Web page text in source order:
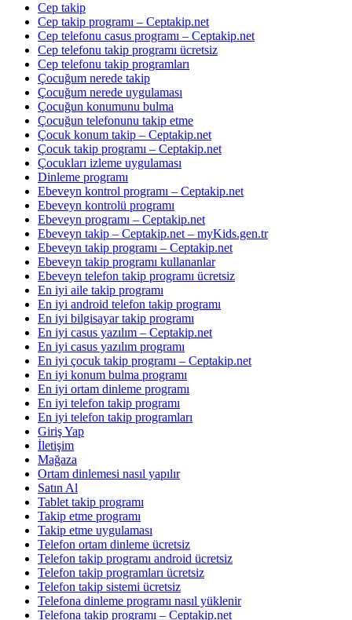
Cep takip
Cep takip programı – Ceptakip.net
Cep telefonu casus programı – Ceptakip.net
Cep telefonu takip programı ücretsiz
Cep telefonu takip programları
Çocuğum nerede takip
Çocuğum nerede uygulaması
Çocuğun konumunu bulma
Çocuğun telefonunu takip etme
Çocuk konum takip – Ceptakip.net
Çocuk takip programı – Ceptakip.net
Çocukları izleme uygulaması
Dinleme programı
Ebeveyn kontrol programı – Ceptakip.net
Ebeveyn kontrolü programı
Ebeveyn programı – Ceptakip.net
Ebeveyn takip – Ceptakip.net – myKids.gen.tr
Ebeveyn takip programı – Ceptakip.net
Ebeveyn takip programı kullananlar
Ebeveyn telefon takip programı ücretsiz
En iyi aile takip programı
En iyi android telefon takip programı
En iyi bilgisayar takip programı
En iyi casus yazılım – Ceptakip.net
En iyi casus yazılım programı
En iyi çocuk takip programı – Ceptakip.net
En iyi konum bulma programı
En iyi ortam dinleme programı
En iyi telefon takip programı
En iyi telefon takip programları
Giriş Yap
İletişim
Mağaza
Ortam dinlemesi nasıl yapılır
Satın Al
Tablet takip programı
Takip etme programı
Takip etme uygulaması
Telefon ortam dinleme ücretsiz
Telefon takip programı android ücretsiz
Telefon takip programları ücretsiz
Telefon takip sistemi ücretsiz
Telefona dinleme programı nasıl yüklenir
Telefona takip programı – Ceptakip.net